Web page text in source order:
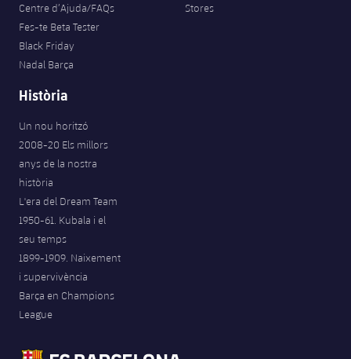
Centre d’Ajuda/FAQs
Fes-te Beta Tester
Black Friday
Nadal Barça
Stores
Història
Un nou horitzó
2008-20 Els millors
anys de la nostra
història
L'era del Dream Team
1950-61. Kubala i el
seu temps
1899-1909. Naixement
i supervivència
Barça en Champions
League